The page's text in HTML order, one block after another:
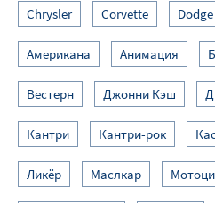
Chrysler Corvette Dodge
Американа Анимация
Вестерн Джонни Кэш
Кантри Кантри-рок
Ликёр Маслкар